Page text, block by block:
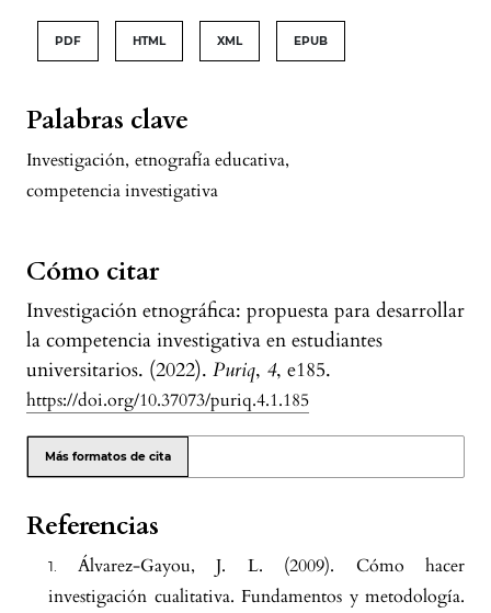
Palabras clave
Investigación, etnografía educativa,
competencia investigativa
Cómo citar
Investigación etnográfica: propuesta para desarrollar
la competencia investigativa en estudiantes
universitarios. (2022). Puriq, 4, e185.
https://doi.org/10.37073/puriq.4.1.185
Más formatos de cita
PDF HTML XML EPUB
Referencias
Álvarez-Gayou, J. L. (2009). Cómo hacer
investigación cualitativa. Fundamentos y metodología.